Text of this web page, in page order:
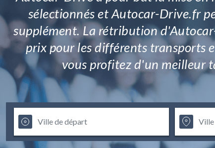
sélectionnés et Autocar-Drive.fr
supplément. La rétribution
prix pour les différents transports
vous profitez d'un meilleur